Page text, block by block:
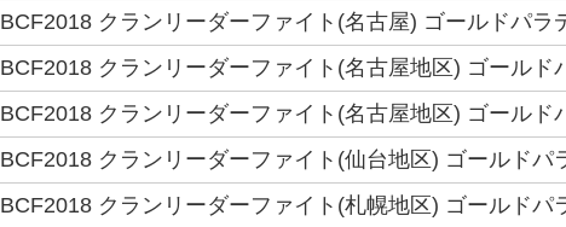
BCF2018 クランリーダーファイト(名古屋) ゴールドパ
BCF2018 クランリーダーファイト(名古屋地区) ゴール
BCF2018 クランリーダーファイト(名古屋地区) ゴール
BCF2018 クランリーダーファイト(仙台地区) ゴールド
BCF2018 クランリーダーファイト(札幌地区) ゴールド